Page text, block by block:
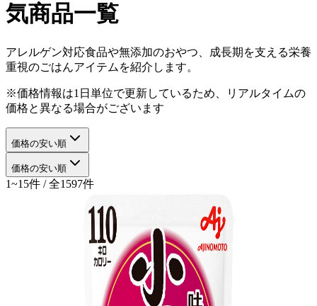
気商品一覧
アレルゲン対応食品や無添加のおやつ、成長期を支える栄養
重視のごはんアイテムを紹介します。
※価格情報は1日単位で更新しているため、リアルタイムの
価格と異なる場合がございます
価格の安い順
価格の安い順
1~15件 / 全1597件